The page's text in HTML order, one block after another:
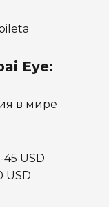
Eye:
в мире
45 USD
USD